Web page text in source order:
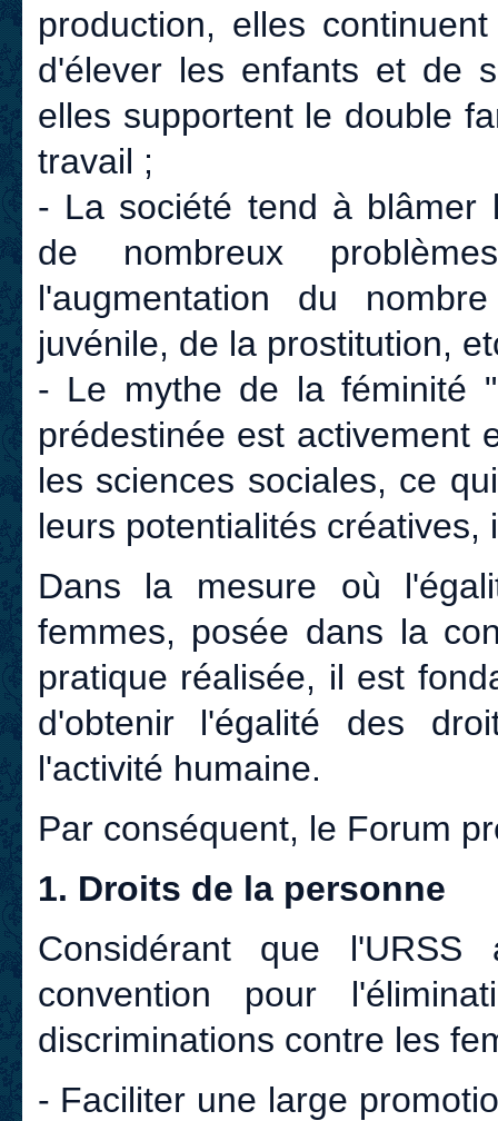
production, elles
d'élever les enfants et de
elles supportent le double
travail ;
- La société tend à blâmer
de nombreux
l'augmentation du
juvénile, de la prostitution,
- Le mythe de la féminité
prédestinée est activement
les sciences sociales, ce
leurs potentialités
Dans la mesure où
femmes, posée dans la
pratique réalisée, il est
d'obtenir l'égalité des
l'activité humaine.
Par conséquent, le Forum
1. Droits de la personne
Considérant que
convention pour
discriminations contre les
- Faciliter une large